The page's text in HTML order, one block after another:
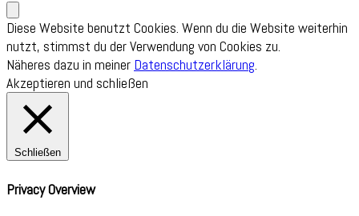
Diese Website benutzt Cookies. Wenn du die Website weiterhin
nutzt, stimmst du der Verwendung von Cookies zu.
Näheres dazu in meiner Datenschutzerklärung.
Akzeptieren und schließen
Schließen
Privacy Overview